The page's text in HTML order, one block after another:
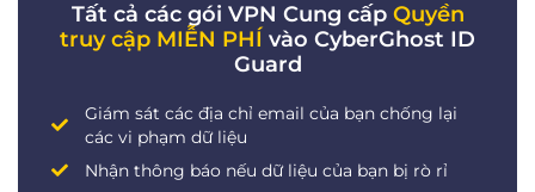
Tất cả các gói VPN Cung cấp Quyền
truy cập MIỄN PHÍ vào CyberGhost ID
Guard
Giám sát các địa chỉ email của bạn chống lại
các vi phạm dữ liệu
Nhận thông báo nếu dữ liệu của bạn bị rò rỉ